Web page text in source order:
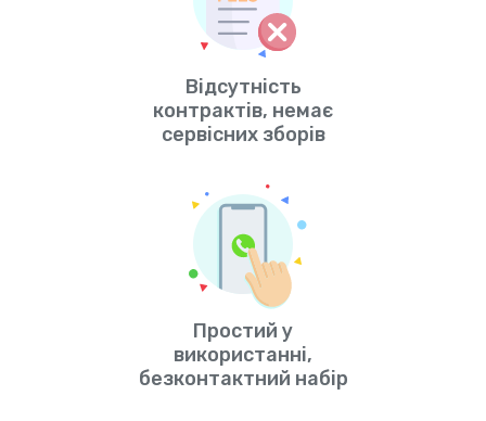
Відсутність
контрактів, немає
сервісних зборів
Простий у
використанні,
безконтактний набір